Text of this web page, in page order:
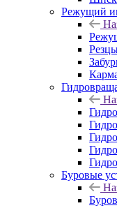
Режущий
Буровые